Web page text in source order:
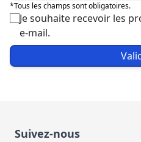
*Tous les champs sont obligatoires.
Je souhaite recevoir les
e-mail.
Suivez-nous